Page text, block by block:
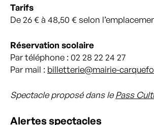
Tarifs
De 26 € à 48,50 € selon
Réservation scolaire
Par téléphone : 02 28 22 24 27
Par mail : billetterie@mairie-
Spectacle proposé dans lePass
Alertes spectacles